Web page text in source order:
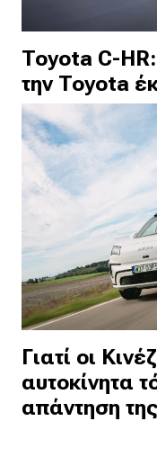
Toyota C-
την Toyota
Γιατί οι
αυτοκίνητα
απάντηση